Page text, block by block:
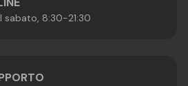
sabato, 8:30-21:30